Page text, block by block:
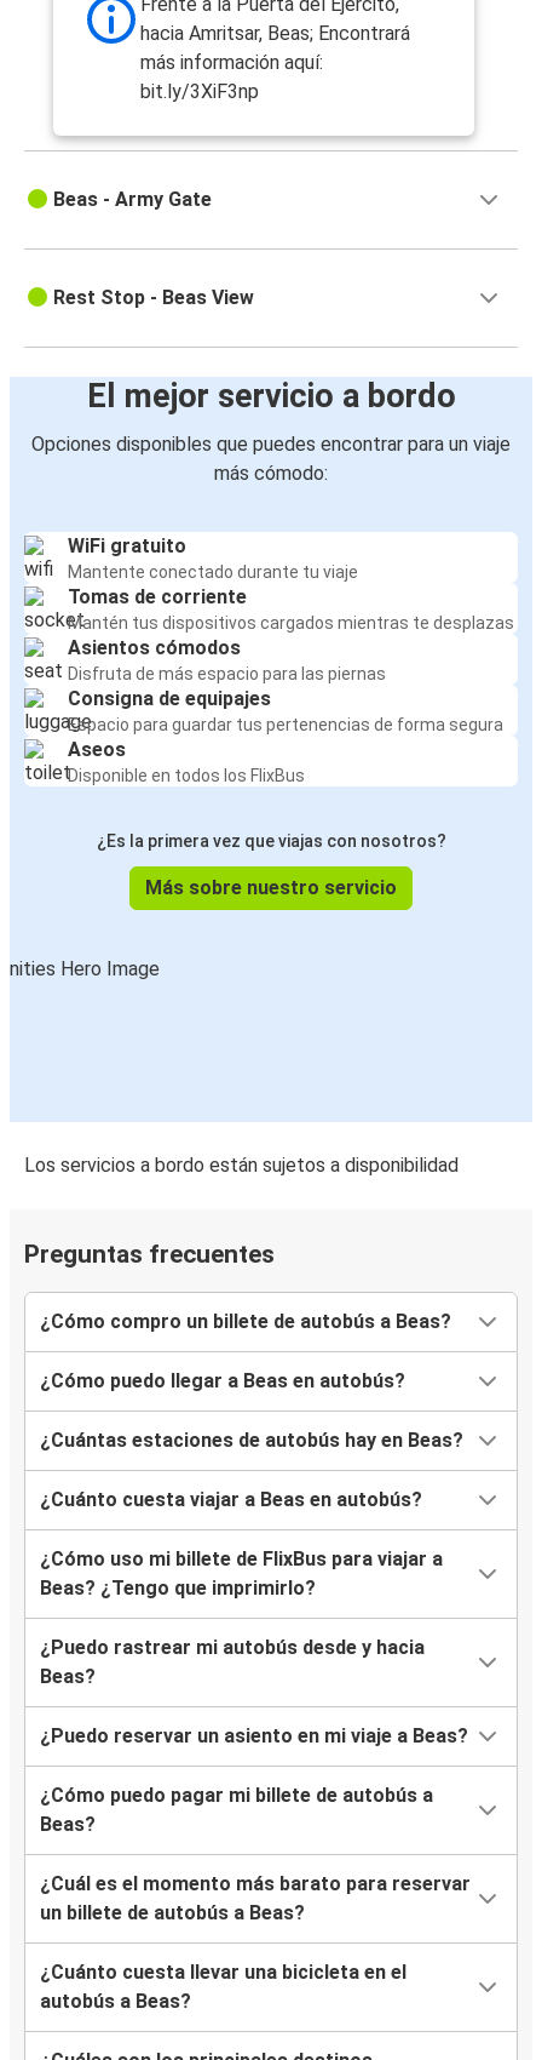
hacia Amritsar, Beas; Encontrará
más información aquí:
bit.ly/3XiF3np
Beas - Army Gate
Rest Stop - Beas View
El mejor servicio a bordo
Opciones disponibles que puedes encontrar para un viaje
más cómodo:
WiFi gratuito
Mantente conectado durante tu viaje
Tomas de corriente
Mantén tus dispositivos cargados mientras te desplazas
Asientos cómodos
Disfruta de más espacio para las piernas
Consigna de equipajes
Espacio para guardar tus pertenencias de forma segura
Aseos
Disponible en todos los FlixBus
¿Es la primera vez que viajas con nosotros?
Más sobre nuestro servicio
Los servicios a bordo están sujetos a disponibilidad
Preguntas frecuentes
¿Cómo compro un billete de autobús a Beas?
¿Cómo puedo llegar a Beas en autobús?
¿Cuántas estaciones de autobús hay en Beas?
¿Cuánto cuesta viajar a Beas en autobús?
¿Cómo uso mi billete de FlixBus para viajar a
Beas? ¿Tengo que imprimirlo?
¿Puedo rastrear mi autobús desde y hacia
Beas?
¿Puedo reservar un asiento en mi viaje a Beas?
¿Cómo puedo pagar mi billete de autobús a
Beas?
¿Cuál es el momento más barato para reservar
un billete de autobús a Beas?
¿Cuánto cuesta llevar una bicicleta en el
autobús a Beas?